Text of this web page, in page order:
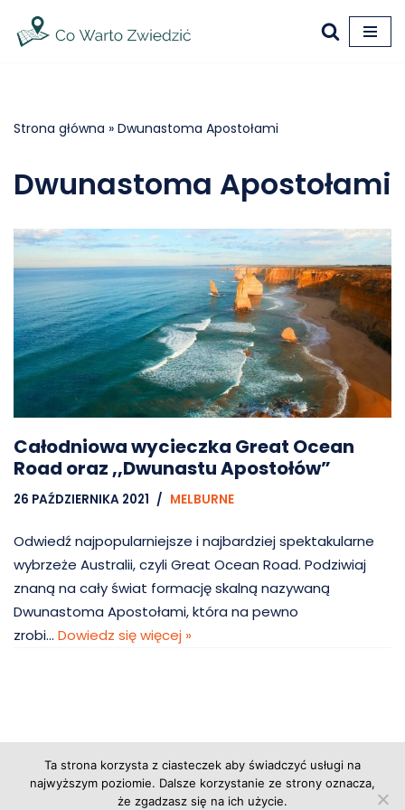
Przejdź
Strona główna » Dwunastoma Apostołami
Dwunastoma Apostołami
Całodniowa wycieczka Great Ocean
Road oraz ,,Dwunastu Apostołów”
26 PAŹDZIERNIKA 2021 MELBURNE
Odwiedź najpopularniejsze i najbardziej spektakularne
wybrzeże Australii, czyli Great Ocean Road. Podziwiaj
znaną na cały świat formację skalną nazywaną
Dwunastoma Apostołami, która na pewno
zrobi… Dowiedz się więcej »
Copyright © 2026 Grupa Probiz, CoWartoZwiedzic.pl
Ta strona korzysta z ciasteczek aby świadczyć usługi na
najwyższym poziomie. Dalsze korzystanie ze strony oznacza,
że zgadzasz się na ich użycie.